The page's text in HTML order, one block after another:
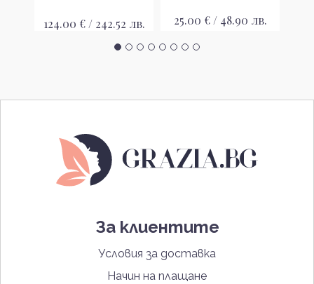
124.00 € / 242.52 лв. 25.00 € / 48.90 лв.
За клиентите
Условия за доставка
Начин на плащане